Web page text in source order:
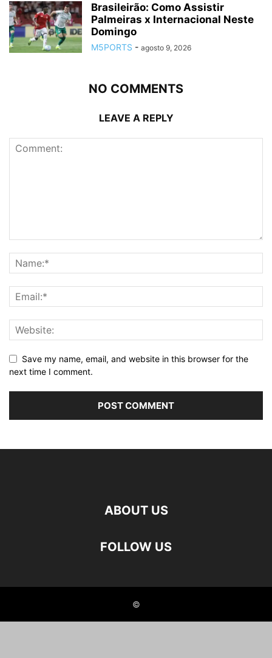
Brasileirão: Como Assistir
Palmeiras x Internacional Neste
Domingo
M5PORTS - agosto 9, 2026
NO COMMENTS
LEAVE A REPLY
Save my name, email, and website in this browser for the
next time I comment.
ABOUT US
FOLLOW US
©